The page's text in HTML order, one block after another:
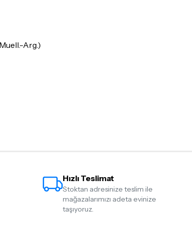
Arg.)
Hızlı Teslimat
Stoktan adresinize teslim ile
mağazalarımızı adeta evinize
taşıyoruz.